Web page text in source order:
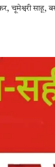
चूमेश्वरी साहू,